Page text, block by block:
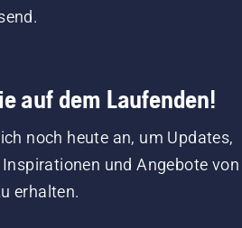
auf dem Laufenden!
noch heute an, um Updates,
und Angebote von
erhalten.